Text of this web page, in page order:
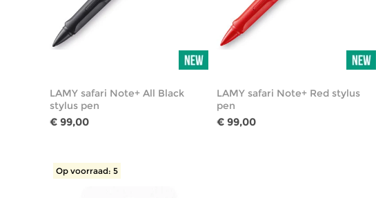
LAMY safari Note+ All Black
stylus pen
€ 99,00
LAMY safari Note+ Red stylus
pen
€ 99,00
Op voorraad: 5